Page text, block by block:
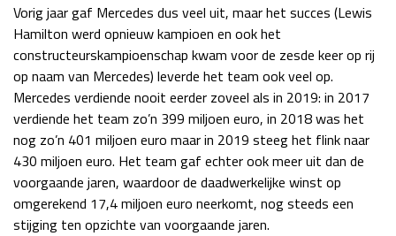
Vorig jaar gaf Mercedes dus veel uit, maar het succes (Lewis
Hamilton werd opnieuw kampioen en ook het
constructeurskampioenschap kwam voor de zesde keer op rij
op naam van Mercedes) leverde het team ook veel op.
Mercedes verdiende nooit eerder zoveel als in 2019: in 2017
verdiende het team zo’n 399 miljoen euro, in 2018 was het
nog zo’n 401 miljoen euro maar in 2019 steeg het flink naar
430 miljoen euro. Het team gaf echter ook meer uit dan de
voorgaande jaren, waardoor de daadwerkelijke winst op
omgerekend 17,4 miljoen euro neerkomt, nog steeds een
stijging ten opzichte van voorgaande jaren.